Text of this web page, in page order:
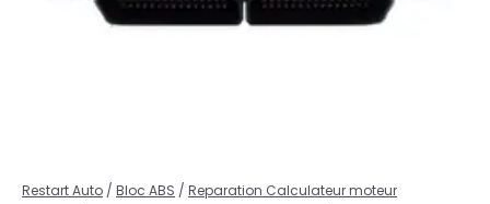
Restart Auto / Bloc ABS / Reparation Calculateur moteur